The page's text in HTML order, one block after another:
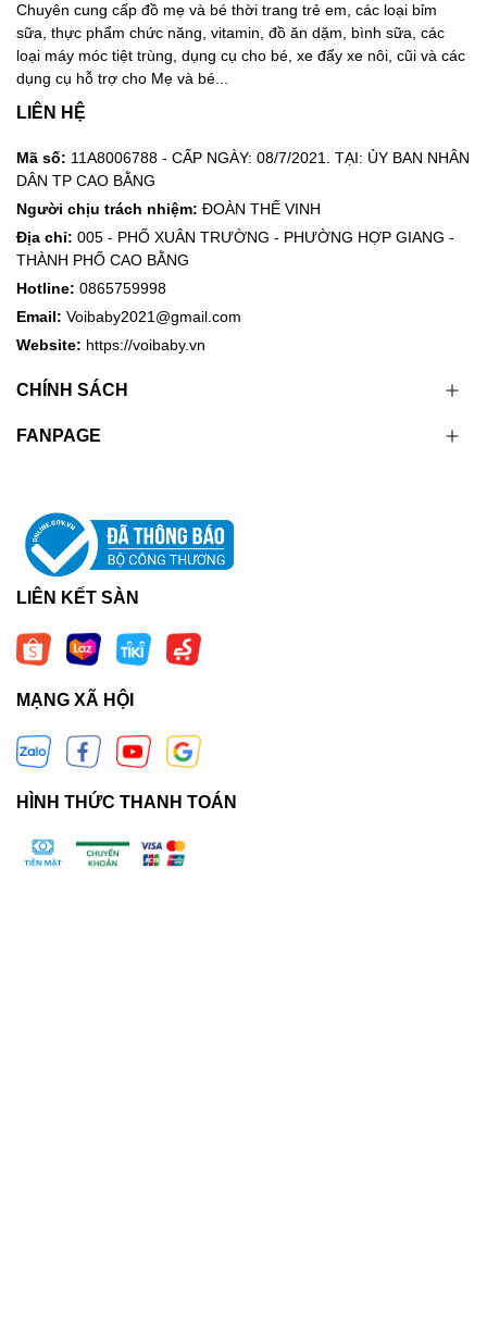
Chuyên cung cấp đồ mẹ và bé thời trang trẻ em, các loại bỉm
sữa, thực phẩm chức năng, vitamin, đồ ăn dặm, bình sữa, các
loại máy móc tiệt trùng, dụng cụ cho bé, xe đẩy xe nôi, cũi và các
dụng cụ hỗ trợ cho Mẹ và bé...
LIÊN HỆ
Mã số: 11A8006788 - CẤP NGÀY: 08/7/2021. TẠI: ỦY BAN NHÂN
DÂN TP CAO BẰNG
Người chịu trách nhiệm: ĐOÀN THẾ VINH
Địa chỉ: 005 - PHỐ XUÂN TRƯỜNG - PHƯỜNG HỢP GIANG -
THÀNH PHỐ CAO BẰNG
Hotline: 0865759998
Email: Voibaby2021@gmail.com
Website: https://voibaby.vn
CHÍNH SÁCH
FANPAGE
LIÊN KẾT SÀN
MẠNG XÃ HỘI
HÌNH THỨC THANH TOÁN